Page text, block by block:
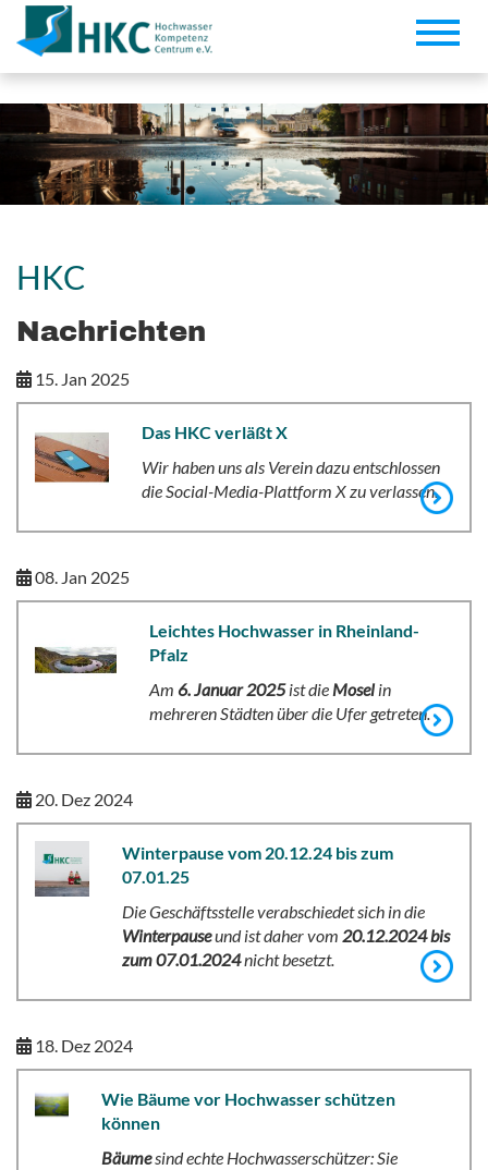
Toggle
HKC
Nachrichten
15. Jan 2025
Das HKC verläßt X
Wir haben uns als Verein dazu entschlossen
die Social-Media-Plattform X zu verlassen.
08. Jan 2025
Leichtes Hochwasser in Rheinland-
Pfalz
Am6. Januar 2025ist die Moselin
mehreren Städten über die Ufer getreten.
20. Dez 2024
Winterpause vom 20.12.24 bis zum
07.01.25
Die Geschäftsstelle verabschiedet sich in die
Winterpauseund ist daher vom20.12.2024 bis
zum 07.01.2024nicht besetzt.
18. Dez 2024
Wie Bäume vor Hochwasser schützen
können
Bäumesind echte Hochwasserschützer: Sie